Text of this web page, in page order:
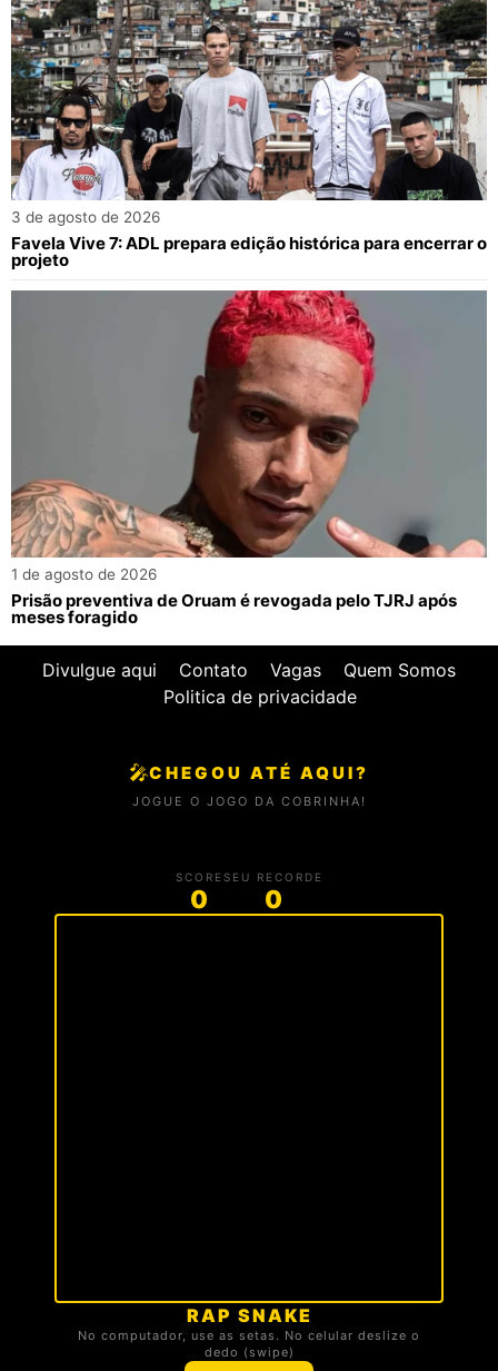
3 de agosto de 2026
Favela Vive 7: ADL prepara edição histórica para encerrar o
projeto
1 de agosto de 2026
Prisão preventiva de Oruam é revogada pelo TJRJ após
meses foragido
Divulgue aqui Contato Vagas
Quem Somos
Politica de privacidade
🎤CHEGOU ATÉ AQUI?
JOGUE O JOGO DA COBRINHA!
SCORE
0
SEU RECORDE
0
RAP SNAKE
No computador, use as setas. No celular deslize o
dedo (swipe)
🏆 TOP 3 DA TROPA
Carregando ranking...